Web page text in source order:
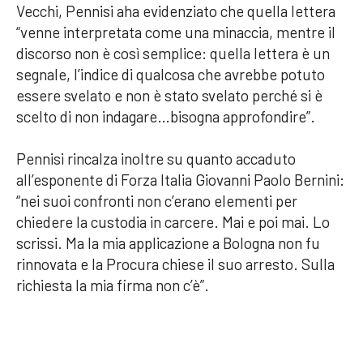
Vecchi, Pennisi aha evidenziato che quella lettera
“venne interpretata come una minaccia, mentre il
discorso non è così semplice: quella lettera è un
segnale, l’indice di qualcosa che avrebbe potuto
essere svelato e non è stato svelato perché si è
scelto di non indagare…bisogna approfondire”.
Pennisi rincalza inoltre su quanto accaduto
all’esponente di Forza Italia Giovanni Paolo Bernini:
“nei suoi confronti non c’erano elementi per
chiedere la custodia in carcere. Mai e poi mai. Lo
scrissi. Ma la mia applicazione a Bologna non fu
rinnovata e la Procura chiese il suo arresto. Sulla
richiesta la mia firma non c’è”.